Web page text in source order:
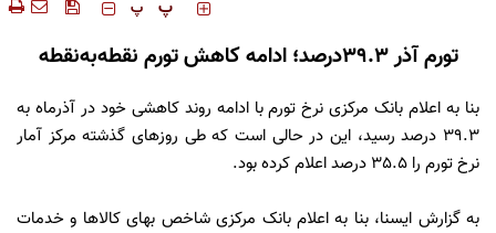
‍‍‍ پ پ
تورم آذر 39.3درصد؛ ادامه کاهش تورم نقطه‌به‌نقطه
بنا به اعلام بانک مرکزی نرخ تورم با ادامه روند کاهشی خود در آذرماه به
39.3 درصد رسید، این در حالی است که طی روزهای گذشته مرکز آمار
نرخ تورم را 35.5 درصد اعلام کرده بود.
به گزارش ایسنا، بنا به اعلام بانک مرکزی شاخص بهای کالاها و خدمات